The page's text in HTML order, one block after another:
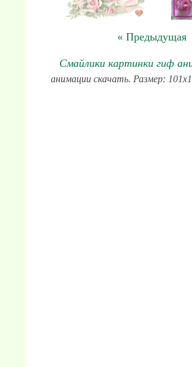
« Предыдущая|
Смайлики картинки гиф
анимации скачать. Размер: